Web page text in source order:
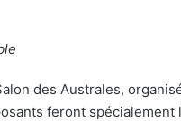
des Australes,
feront